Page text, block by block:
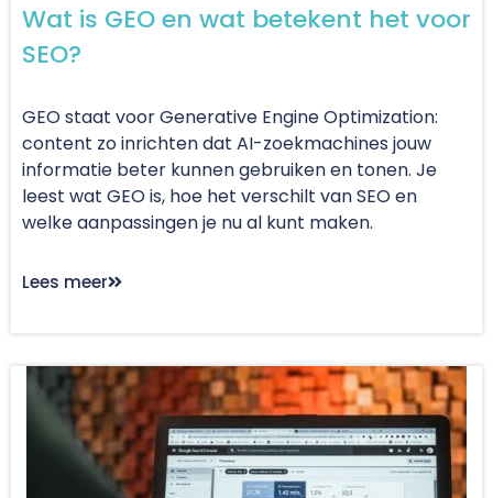
Wat is GEO en wat betekent het voor
SEO?
GEO staat voor Generative Engine Optimization:
content zo inrichten dat AI-zoekmachines jouw
informatie beter kunnen gebruiken en tonen. Je
leest wat GEO is, hoe het verschilt van SEO en
welke aanpassingen je nu al kunt maken.
Lees meer